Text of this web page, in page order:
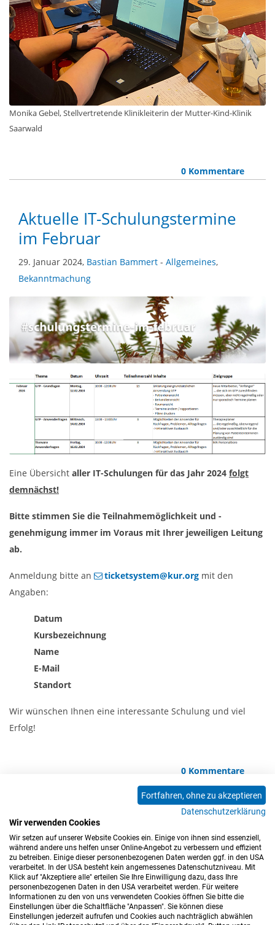
Monika Gebel, Stellvertretende Klinikleiterin der Mutter-Kind-Klinik
Saarwald
0 Kommentare
Aktuelle IT-Schulungstermine
im Februar
29. Januar 2024, Bastian Bammert - Allgemeines,
Bekanntmachung
Eine Übersicht aller IT-Schulungen für das Jahr 2024 folgt
demnächst!
Bitte stimmen Sie die Teilnahmemöglichkeit und -
genehmigung immer im Voraus mit Ihrer jeweiligen Leitung
ab.
Anmeldung bitte an ticketsystem@kur.org mit den
Angaben:
Datum
Kursbezeichnung
Name
E-Mail
Standort
Wir wünschen Ihnen eine interessante Schulung und viel
Erfolg!
0 Kommentare
<< < 1 2
10
11 12 13 14 15 16 17 > >>
Fortfahren, ohne zu akzeptieren
Datenschutzerklärung
Wir verwenden Cookies
Wir setzen auf unserer Website Cookies ein. Einige von ihnen sind essenziell,
während andere uns helfen unser Online-Angebot zu verbessern und effizient
zu betreiben. Einige dieser personenbezogenen Daten werden ggf. in den USA
verarbeitet. In der USA besteht kein angemessenes Datenschutzniveau. Mit
Klick auf "Akzeptiere alle" erteilen Sie Ihre Einwilligung dazu, dass Ihre
personenbezogenen Daten in den USA verarbeitet werden. Für weitere
Informationen zu den von uns verwendeten Cookies öffnen Sie bitte die
Einstellungen über die Schaltfläche "Anpassen". Sie können diese
Einstellungen jederzeit aufrufen und Cookies auch nachträglich abwählen